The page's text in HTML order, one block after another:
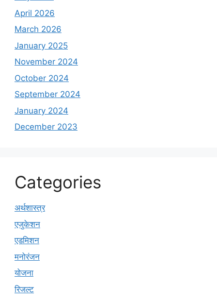
April 2026
March 2026
January 2025
November 2024
October 2024
September 2024
January 2024
December 2023
Categories
अर्थशास्त्र
एजुकेशन
एडमिशन
मनोरंजन
योजना
रिजल्ट